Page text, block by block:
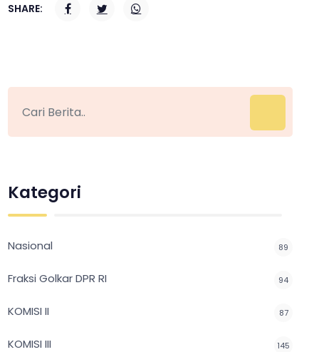
SHARE:
Kategori
Nasional 89
Fraksi Golkar DPR RI 94
KOMISI II 87
KOMISI III 145